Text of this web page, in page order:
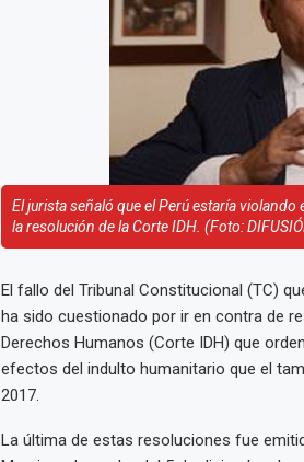
El jurista señaló que el Perú estaría
la resolución de la Corte IDH. (Foto:
El fallo del Tribunal Constitucional (TC)
ha sido cuestionado por ir en contra de
Derechos Humanos (Corte IDH) que
efectos del indulto humanitario que el
2017.
La última de estas resoluciones fue